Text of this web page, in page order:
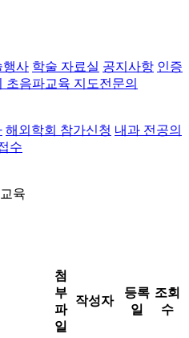
행사 학술 자료실 공지사항 인증
초음파교육 지도전문의
해외학회 참가신청 내과 전공의
수
육
첨
부
파
일
작성자
등록
일
조회
수